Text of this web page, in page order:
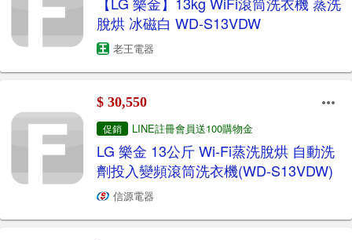
脫烘 冰磁白 WD-S13VDW
老王電器
$ 30,550
促銷 LINE註冊會員送100購物金
LG 樂金 13公斤 Wi-Fi蒸洗脫烘 自動洗
劑投入變頻滾筒洗衣機(WD-S13VDW)
信源電器